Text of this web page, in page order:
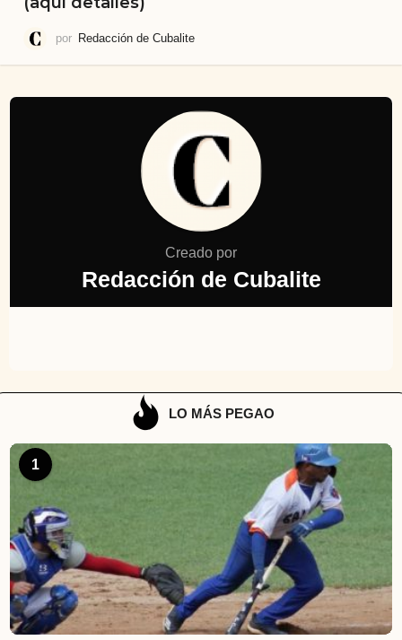
por Redacción de Cubalite
Creado por
Redacción de Cubalite
LO MÁS PEGAO
1